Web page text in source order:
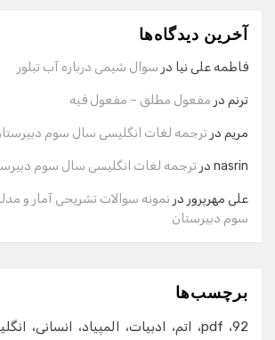
آخرین دیدگاه‌ها
فاطمه علی نیا در سوال شیمی درباره آب تبلور
ترنم در مفعول مطلق – مفعول فیه
مریم در ترجمه لغات انگلیسی سال سوم
nasrin در ترجمه لغات انگلیسی سال سوم
علی مهرپرور در نمونه سوالات تشریحی آمار و
سوم دبیرستان
برچسب‌ها
92
pdf اتم ادبیات المپیاد انسانی
سلام! برای شروع گفت‌وگو لطفاً شماره تماس یا
وارد کنید.
ایمیل